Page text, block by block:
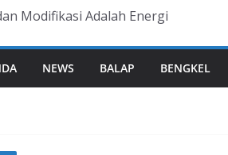
Modifikasi Adalah Energi
NEWS BALAP BENGKEL